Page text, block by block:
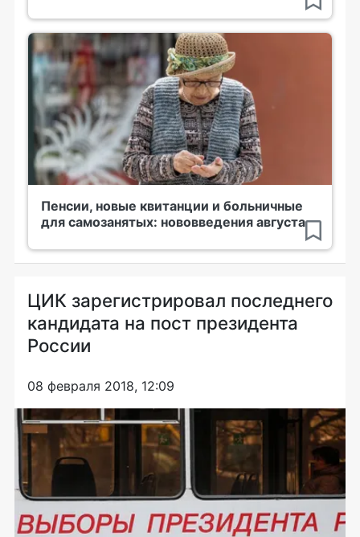
Пенсии, новые квитанции и больничные
для самозанятых: нововведения августа
ЦИК зарегистрировал последнего
кандидата на пост президента
России
08 февраля 2018, 12:09